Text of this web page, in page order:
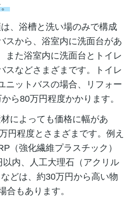
、浴槽と洗い場のみで構成
スから、浴室内に洗面台があ
また浴室内に洗面台とトイレ
スなどさまざまです。トイレ
ニットバスの場合、リフォー
ら80万円程度かかります。
によっても価格に幅があ
円程度とさまざまです。例え
（強化繊維プラスチック）
内、人工大理石（アクリル
どは、約30万円から高い物
合もあります。